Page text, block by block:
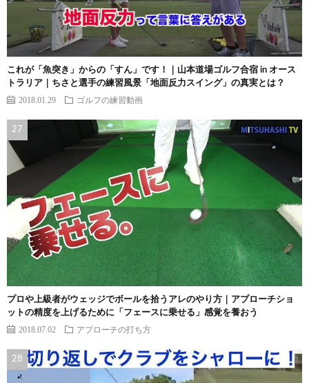
これが「魚突き」からの「すん」です！｜山本道場ゴルフ合宿 in オース
トラリア｜ちさと選手の練習風景「地面反力スイング」の真実とは？
2018.01.29 ゴルフの練習動画
プロや上級者がウェッジでボールを拾うアレのやり方｜アプローチショ
ットの精度を上げるために「フェースに乗せる」感覚を養おう
2018.07.02 アプローチの打ち方